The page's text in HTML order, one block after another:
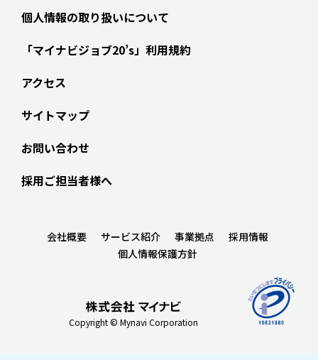
個人情報の取り扱いについて
「マイナビジョブ20’s」利用規約
アクセス
サイトマップ
お問い合わせ
採用ご担当者様へ
Copyright © Mynavi Corporation
会社概要 サービス紹介 事業拠点
採用情報
個人情報保護方針